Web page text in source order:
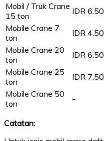
Mobil / Truk Crane
15 ton
IDR
Mobile Crane 7
ton
IDR
Mobile Crane 20
ton
IDR
Mobile Crane 25
ton
IDR
Mobile Crane 50
ton
-
Catatan: